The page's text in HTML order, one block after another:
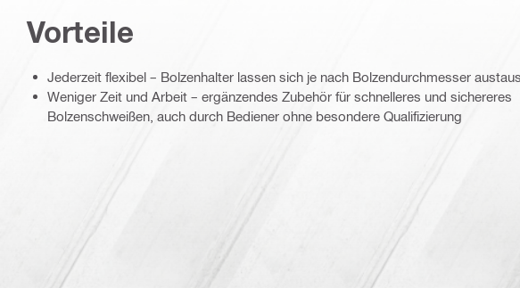
Vorteile
Jederzeit flexibel – Bolzenhalter lassen sich je nach Bolzendurchmesser
Weniger Zeit und Arbeit – ergänzendes Zubehör für schnelleres und sichereres
Bolzenschweißen, auch durch Bediener ohne besondere Qualifizierung